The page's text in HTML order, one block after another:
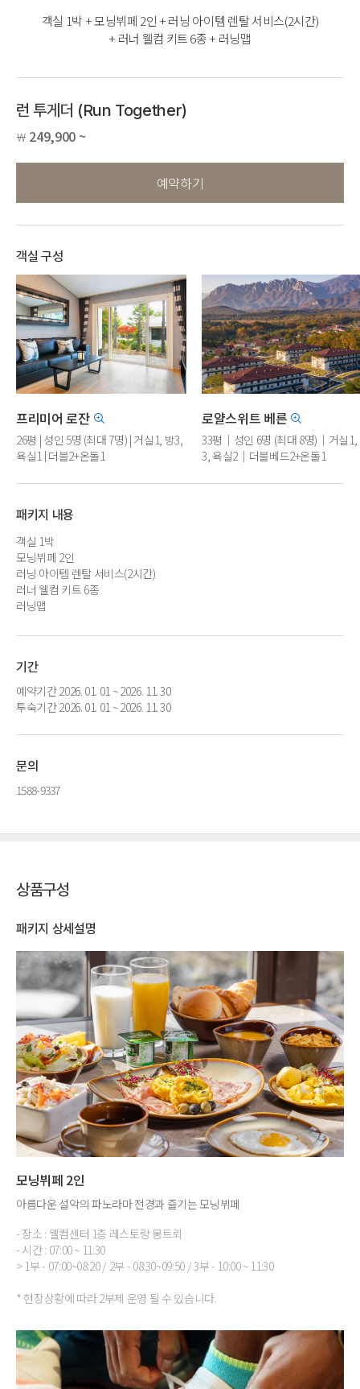
객실 1박 + 모닝뷔페 2인 + 러닝 아이템 렌탈 서비스(2시간)
+ 러너 웰컴 키트 6종 + 러닝맵
런 투게더 (Run Together)
￦ 249,900 ~
예약하기
객실 구성
프리미어 로잔
26평 | 성인 5명 (최대 7명) | 거실1, 방3,
욕실1 | 더블2+온돌1
로얄스위트 베른
33평｜성인 6명 (최대 8명)｜거실1,
3, 욕실2｜더블베드2+온돌1
패키지 내용
객실 1박
모닝뷔페 2인
러닝 아이템 렌탈 서비스(2시간)
러너 웰컴 키트 6종
러닝맵
기간
예약기간 2026. 01. 01 ~ 2026. 11. 30
투숙기간 2026. 01. 01 ~ 2026. 11. 30
문의
1588-9337
상품구성
패키지 상세설명
모닝뷔페 2인
아름다운 설악의 파노라마 전경과 즐기는 모닝뷔페
- 장소 : 웰컴센터 1층 레스토랑 몽트뢰
- 시간 : 07:00 ~ 11:30
> 1부 - 07:00~08:20 / 2부 - 08:30~09:50 / 3부 - 10:00 ~ 11:30
* 현장상황에 따라 2부제 운영 될 수 있습니다.